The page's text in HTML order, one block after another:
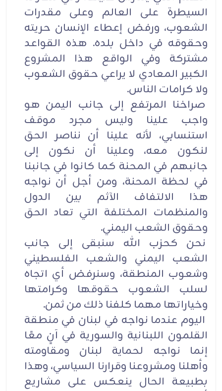
السيطرة على العالم وعلى مقدرات
الشعوب، ورفض إعطاء الإنسان حريته
وحقوقه في داخل بلده. هذه القواعد
مشتركة وفي الواقع هذا المشروع
الكبير المعادي لا يراعي حقوق الشعوب
ولا كرامات الناس.
صراخنا المرتفع إلى جانب اليمن هو
واجب علينا وليس مجرد موقف
استنسابي، لأنه علينا أن نناصر الحق
لنكون معه، وعلينا أن نكون إلى
جانبهم في المحنة كما كانوا في جانبنا
في لحظة المحنة، ومن أجل أن نواجه
هذا الالتفاف الآثم بين الدول
والمنظمات المختلفة التي تعاد الحق
وحقوق الشعب اليمني.
نحن كحزب الله سنبقى إلى جانب
الشعب اليمني والشعب الفلسطيني
وشعوب المنطقة، وسنرفض أي اتجاه
لسلب الشعوب حقوقها وكرامتها
وخياراتها مهما كلفنا ذلك من ثمن.
اليوم عندما نواجه في لبنان في منطقة
القلمون اللبنانية والسورية في آنٍ معًا
إنما نواجه لحماية لبنان ومقاومته
وأهلنا ومشروعنا وقرارنا السياسي، وهذا
بطبيعة الحال ينعكس على مشاريع